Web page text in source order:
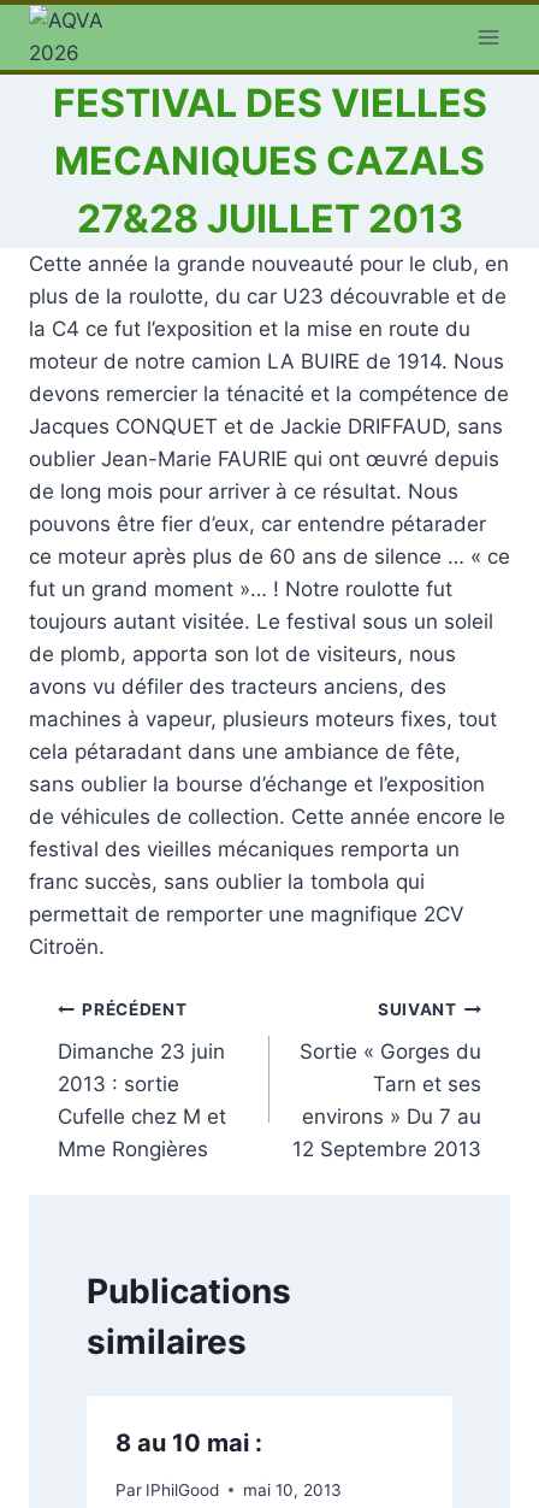
Aller
contenuFESTIVAL DES VIELLES
MECANIQUES CAZALS
27&28 JUILLET 2013
Cette année la grande nouveauté pour le club, en
plus de la roulotte, du car U23 découvrable et de
la C4 ce fut l’exposition et la mise en route du
moteur de notre camion LA BUIRE de 1914. Nous
devons remercier la ténacité et la compétence de
Jacques CONQUET et de Jackie DRIFFAUD, sans
oublier Jean-Marie FAURIE qui ont œuvré depuis
de long mois pour arriver à ce résultat. Nous
pouvons être fier d’eux, car entendre pétarader
ce moteur après plus de 60 ans de silence … « ce
fut un grand moment »… ! Notre roulotte fut
toujours autant visitée. Le festival sous un soleil
de plomb, apporta son lot de visiteurs, nous
avons vu défiler des tracteurs anciens, des
machines à vapeur, plusieurs moteurs fixes, tout
cela pétaradant dans une ambiance de fête,
sans oublier la bourse d’échange et l’exposition
de véhicules de collection. Cette année encore le
festival des vieilles mécaniques remporta un
franc succès, sans oublier la tombola qui
permettait de remporter une magnifique 2CV
Citroën.
Navigation
de
l’article
PRÉCÉDENT
Dimanche 23 juin
2013 : sortie
Cufelle chez M et
Mme Rongières
SUIVANT
Sortie « Gorges du
Tarn et ses
environs » Du 7 au
12 Septembre 2013
Publications
similaires
8 au 10 mai :
Par IPhilGood mai 10, 2013